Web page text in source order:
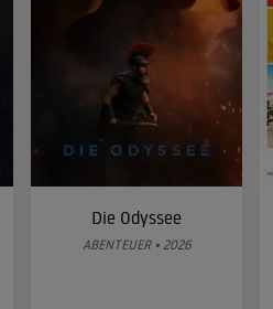
Die Odyssee
ABENTEUER • 2026